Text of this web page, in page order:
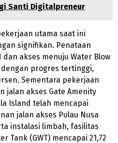
Santi Digitalpreneur
utama saat ini
signifikan. Penataan
akses menuju Water Blow
progres tertinggi,
Sementara pekerjaan
jalan akses Gate Amenity
Island telah mencapai
jalan akses Pulau Nusa
instalasi limbah, fasilitas
Tank (GWT) mencapai 21,72